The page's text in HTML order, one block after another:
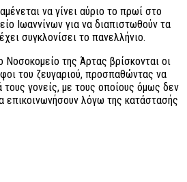
να γίνει αύριο το πρωί στο
Ιωαννίνων για να διαπιστωθούν τα
συγκλονίσει το πανελλήνιο.
της Άρτας βρίσκονται οι
του ζευγαριού, προσπαθώντας να
τους γονείς, με τους οποίους όμως δεν
επικοινωνήσουν λόγω της κατάστασής